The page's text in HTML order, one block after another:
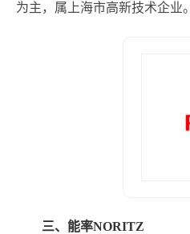
为主，属上海市高新技术企业。
三、能率NORITZ